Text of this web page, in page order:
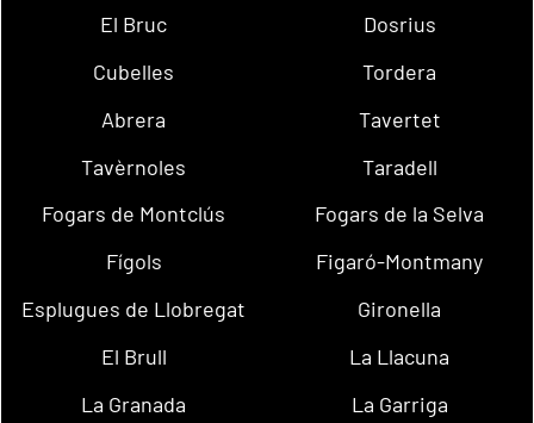
El Bruc
Dosrius
Cubelles
Tordera
Abrera
Tavertet
Tavèrnoles
Taradell
Fogars de Montclús
Fogars de la Selva
Fígols
Figaró-Montmany
Esplugues de Llobregat
Gironella
El Brull
La Llacuna
La Granada
La Garriga